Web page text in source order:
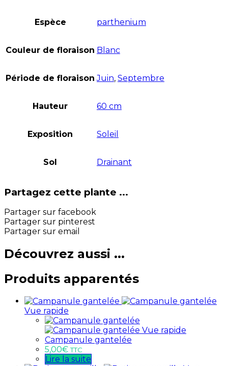
Espèce parthenium
Couleur de floraison Blanc
Période de floraison Juin, Septembre
Hauteur 60 cm
Exposition Soleil
Sol Drainant
Partagez cette plante ...
Partager sur facebook
Partager sur pinterest
Partager sur email
Découvrez aussi ...
Produits apparentés
Vue rapide
Vue rapide
Campanule gantelée
5,00€ TTC
Lire la suite